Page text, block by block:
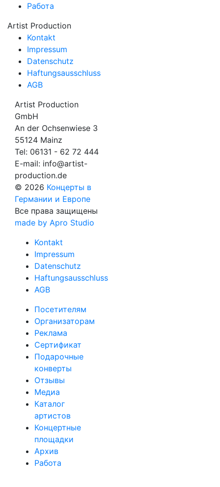
Работа
Artist Production
Kontakt
Impressum
Datenschutz
Haftungsausschluss
AGB
Artist Production
GmbH
An der Ochsenwiese 3
55124 Mainz
Tel: 06131 - 62 72 444
E-mail: info@artist-
production.de
© 2026 Концерты в
Германии и Европе
Все права защищены
made by Apro Studio
Kontakt
Impressum
Datenschutz
Haftungsausschluss
AGB
Посетителям
Организаторам
Реклама
Сертификат
Подарочные
конверты
Отзывы
Медиа
Каталог
артистов
Концертные
площадки
Архив
Работа